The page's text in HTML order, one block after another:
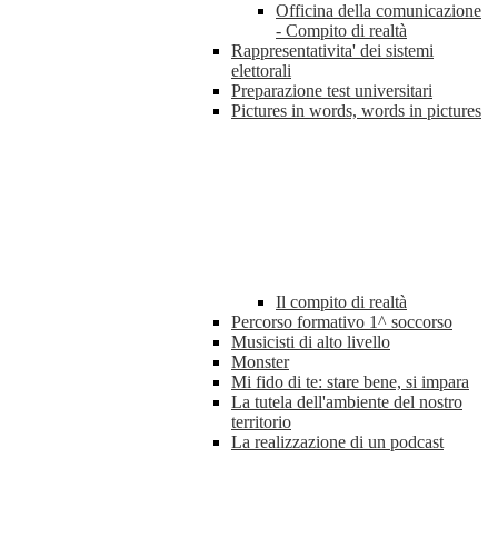
Officina della comunicazione
- Compito di realtà
Rappresentativita' dei sistemi
elettorali
Preparazione test universitari
Pictures in words, words in pictures
Il compito di realtà
Percorso formativo 1^ soccorso
Musicisti di alto livello
Monster
Mi fido di te: stare bene, si impara
La tutela dell'ambiente del nostro
territorio
La realizzazione di un podcast